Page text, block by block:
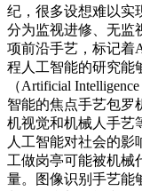
纪，很多设想难以实
分为监视进修、无监
项前沿手艺，标记着
程人工智能的研究能
（Artificial
智能的焦点手艺包罗
机视觉和机械人手艺
人工智能对社会的影
工做岗亭可能被机械
量。图像识别手艺能